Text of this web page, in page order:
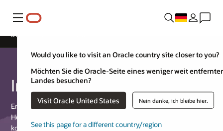
Menü
Would you like to visit an Oracle country site closer to you?
Möchten Sie die Oracle-Seite eines weniger weit
Landes besuchen?
Visit Oracle United States Nein danke, ich bleibe hier.
See this page for a different country/region
Industry Healthcare Track
Entwickelt für Partner, die mit Oracle Cloud- und Oracle
Health-Technologien entwickelte,
kommerziell erhältliche Produkte und Services anbieten.
Industry Healthcare Track